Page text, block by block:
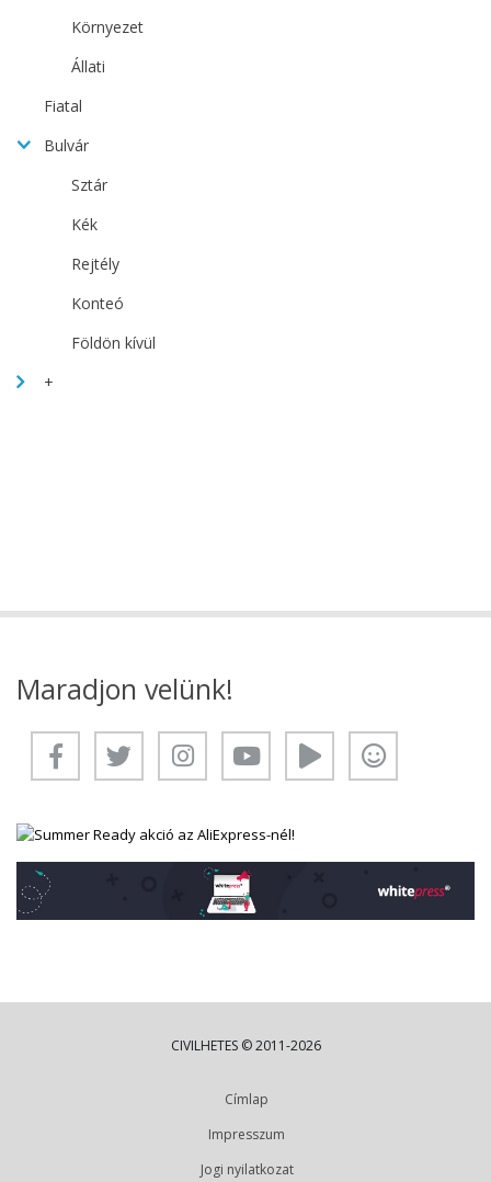
Környezet
Állati
Fiatal
Bulvár
Sztár
Kék
Rejtély
Konteó
Földön kívül
+
Maradjon velünk!
CIVILHETES © 2011-2026
Címlap
Impresszum
Jogi nyilatkozat